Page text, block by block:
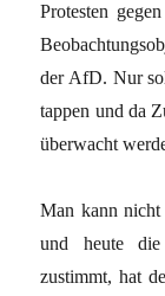
Protesten
der AfD. Nur
tappen und da
überwacht
Man kann nicht
und heute
zustimmt, hat